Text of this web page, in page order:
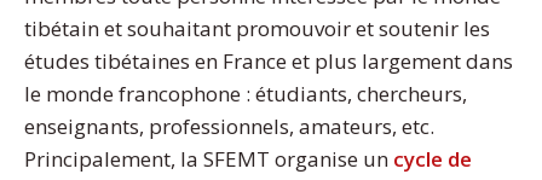
tibétain et souhaitant promouvoir et soutenir les
études tibétaines en France et plus largement dans
le monde francophone : étudiants, chercheurs,
enseignants, professionnels, amateurs, etc.
Principalement, la SFEMT organise un cycle de